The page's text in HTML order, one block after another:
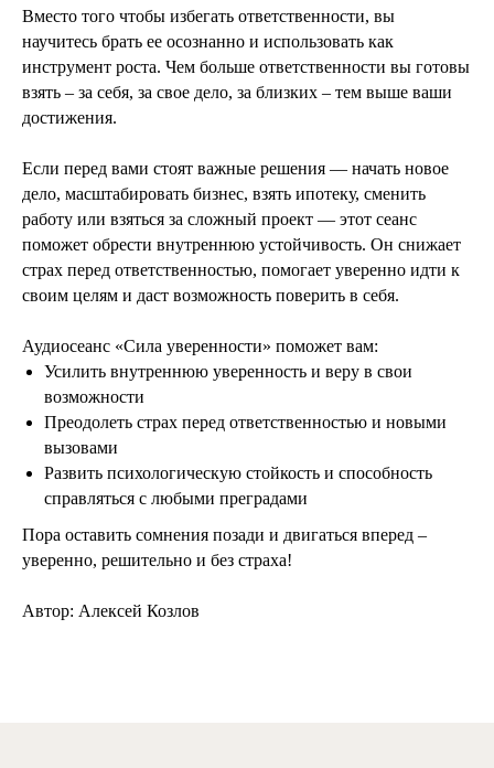
Вместо того чтобы избегать ответственности, вы
научитесь брать ее осознанно и использовать как
инструмент роста. Чем больше ответственности вы готовы
взять – за себя, за свое дело, за близких – тем выше ваши
достижения.
Если перед вами стоят важные решения — начать новое
дело, масштабировать бизнес, взять ипотеку, сменить
работу или взяться за сложный проект — этот сеанс
поможет обрести внутреннюю устойчивость. Он снижает
страх перед ответственностью, помогает уверенно идти к
своим целям и даст возможность поверить в себя.
Аудиосеанс «Сила уверенности» поможет вам:
Усилить внутреннюю уверенность и веру в свои
возможности
Преодолеть страх перед ответственностью и новыми
вызовами
Развить психологическую стойкость и способность
справляться с любыми преградами
Пора оставить сомнения позади и двигаться вперед –
уверенно, решительно и без страха!
Автор: Алексей Козлов